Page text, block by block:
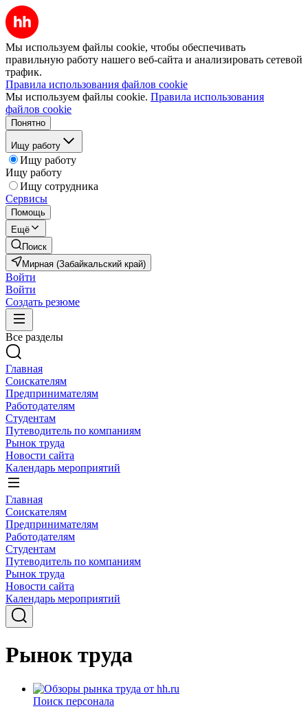
Мы используем файлы cookie, чтобы обеспечивать
правильную работу нашего веб-сайта и анализировать сетевой
трафик.
Правила использования файлов cookie
Мы используем файлы cookie. Правила использования
файлов cookie
Понятно
Ищу работу
Ищу работу
Ищу работу
Ищу сотрудника
Сервисы
Помощь
Ещё
Поиск
Мирная (Забайкальский край)
Войти
Войти
Создать резюме
Все разделы
Главная
Соискателям
Предпринимателям
Работодателям
Студентам
Путеводитель по компаниям
Рынок труда
Новости сайта
Календарь мероприятий
Главная
Соискателям
Предпринимателям
Работодателям
Студентам
Путеводитель по компаниям
Рынок труда
Новости сайта
Календарь мероприятий
Рынок труда
Поиск персонала